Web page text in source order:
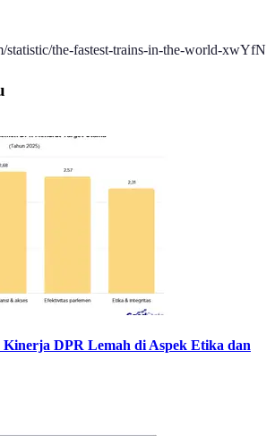
statistic/the-fastest-trains-in-the-world-xwYfN
DPR Lemah di Aspek Etika dan